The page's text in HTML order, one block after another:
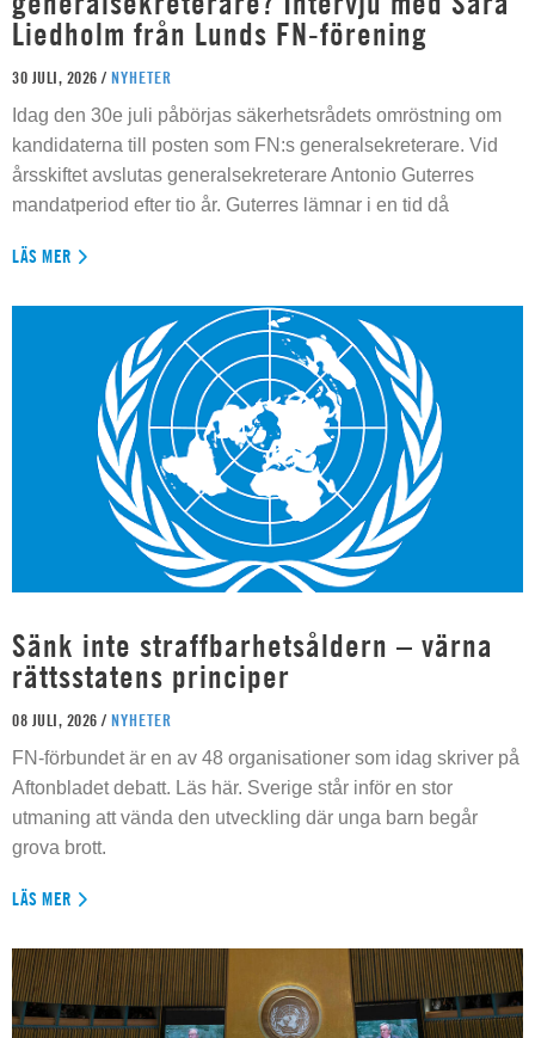
Liedholm från Lunds FN-förening
30 JULI, 2026 / NYHETER
Idag den 30e juli påbörjas säkerhetsrådets omröstning om
kandidaterna till posten som FN:s generalsekreterare. Vid
årsskiftet avslutas generalsekreterare Antonio Guterres
mandatperiod efter tio år. Guterres lämnar i en tid då
LÄS MER
Sänk inte straffbarhetsåldern – värna
rättsstatens principer
08 JULI, 2026 / NYHETER
FN-förbundet är en av 48 organisationer som idag skriver på
Aftonbladet debatt. Läs här. Sverige står inför en stor
utmaning att vända den utveckling där unga barn begår
grova brott.
LÄS MER